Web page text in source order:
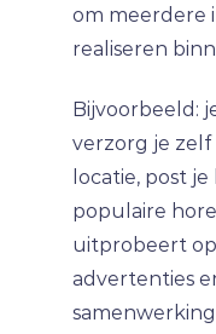
om meerdere
realiseren
Bijvoorbeeld:
verzorg je
locatie, post
populaire
uitprobeert
advertenties